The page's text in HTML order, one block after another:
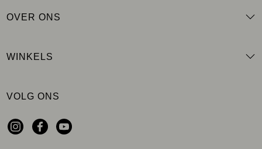
OVER ONS
WINKELS
VOLG ONS